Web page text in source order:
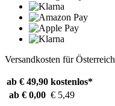
Versandkosten für Österreich
ab € 49,90 kostenlos*
ab € 0,00 € 5,49